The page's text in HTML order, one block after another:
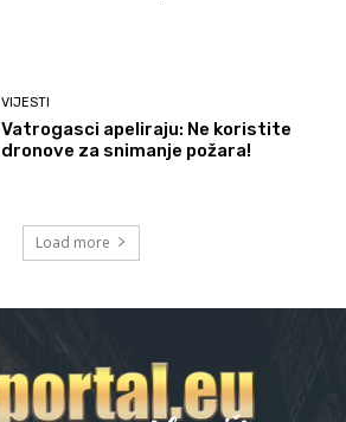
VIJESTI
Vatrogasci apeliraju: Ne koristite
dronove za snimanje požara!
Load more